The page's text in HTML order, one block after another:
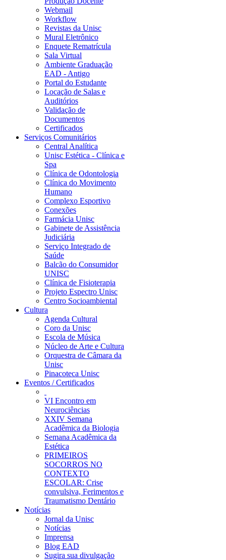
Webmail
Workflow
Revistas da Unisc
Mural Eletrônico
Enquete Rematrícula
Sala Virtual
Ambiente Graduação
EAD - Antigo
Portal do Estudante
Locação de Salas e
Auditórios
Validação de
Documentos
Certificados
Serviços Comunitários
Central Analítica
Unisc Estética - Clínica e
Spa
Clínica de Odontologia
Clínica do Movimento
Humano
Complexo Esportivo
Conexões
Farmácia Unisc
Gabinete de Assistência
Judiciária
Serviço Integrado de
Saúde
Balcão do Consumidor
UNISC
Clínica de Fisioterapia
Projeto Espectro Unisc
Centro Socioambiental
Cultura
Agenda Cultural
Coro da Unisc
Escola de Música
Núcleo de Arte e Cultura
Orquestra de Câmara da
Unisc
Pinacoteca Unisc
Eventos / Certificados
VI Encontro em
Neurociências
XXIV Semana
Acadêmica da Biologia
Semana Acadêmica da
Estética
PRIMEIROS
SOCORROS NO
CONTEXTO
ESCOLAR: Crise
convulsiva, Ferimentos e
Traumatismo Dentário
Notícias
Jornal da Unisc
Notícias
Imprensa
Blog EAD
Sugira sua divulgação